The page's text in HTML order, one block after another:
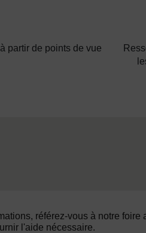
partir de points de vue
référez-vous à notre foire
l'aide nécessaire.